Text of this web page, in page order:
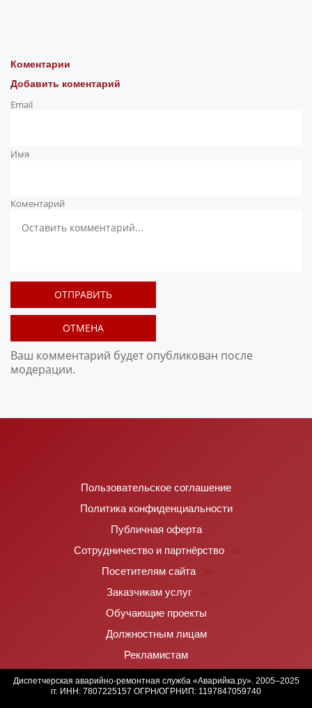
Коментарии
Добавить коментарий
Email
Имя
Коментарий
ОТПРАВИТЬ
ОТМЕНА
Ваш комментарий будет опубликован после
модерации.
Пользовательское соглашение
Политика конфиденциальности
Публичная оферта
Сотрудничество и партнёрство
Посетителям сайта
Заказчикам услуг
Обучающие проекты
Должностным лицам
Рекламистам
Диспетчерская аварийно-ремонтная служба «Аварийка.ру». 2005–2025
гг. ИНН: 7807225157 ОГРН/ОГРНИП: 1197847059740